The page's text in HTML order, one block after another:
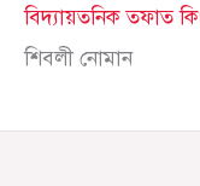
বিদ্যায়তনিক তফাত
শিবলী নোমান